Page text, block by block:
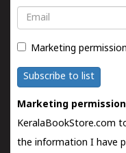
Email
Marketing permission
Subscribe to list
Marketing permission
KeralaBookStore.com
the information I have